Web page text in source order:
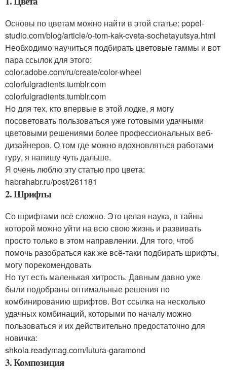
Основы по цветам можно найти в этой статье: popel-
studio.com/blog/article/o-tom-kak-cveta-sochetayutsya.html
Необходимо научиться подбирать цветовые гаммы и вот
пара ссылок для этого:
color.adobe.com/ru/create/color-wheel
colorfulgradients.tumblr.com
colorfulgradients.tumblr.com
Но для тех, кто впервые в этой лодке, я могу
посоветовать пользоваться уже готовыми удачными
цветовыми решениями более профессиональных веб-
дизайнеров. О том где можно вдохновляться работами
гуру, я напишу чуть дальше.
Я очень люблю эту статью про цвета:
habrahabr.ru/post/261181
2. Шрифты
Со шрифтами всё сложно. Это целая наука, в тайны
которой можно уйти на всю свою жизнь и развивать
просто только в этом направлении. Для того, чтоб
помочь разобраться как же всё-таки подбирать шрифты,
могу порекомендовать
Но тут есть маленькая хитрость. Давным давно уже
были подобраны оптимальные решения по
комбинированию шрифтов. Вот ссылка на несколько
удачных комбинаций, которыми по началу можно
пользоваться и их действительно предостаточно для
новичка:
shkola.readymag.com/futura-garamond
3. Композиция